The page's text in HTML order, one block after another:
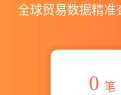
全球贸易数据精准
0 笔